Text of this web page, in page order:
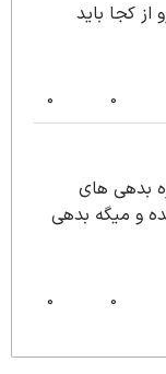
از کجا باید
0
0
بدهی های
و میگه بدهی
0
0